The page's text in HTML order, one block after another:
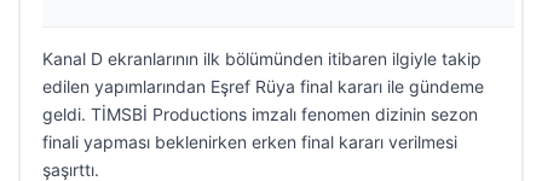
Kanal D ekranlarının ilk bölümünden itibaren ilgiyle takip
edilen yapımlarından Eşref Rüya final kararı ile gündeme
geldi. TİMSBİ Productions imzalı fenomen dizinin sezon
finali yapması beklenirken erken final kararı verilmesi
şaşırttı.